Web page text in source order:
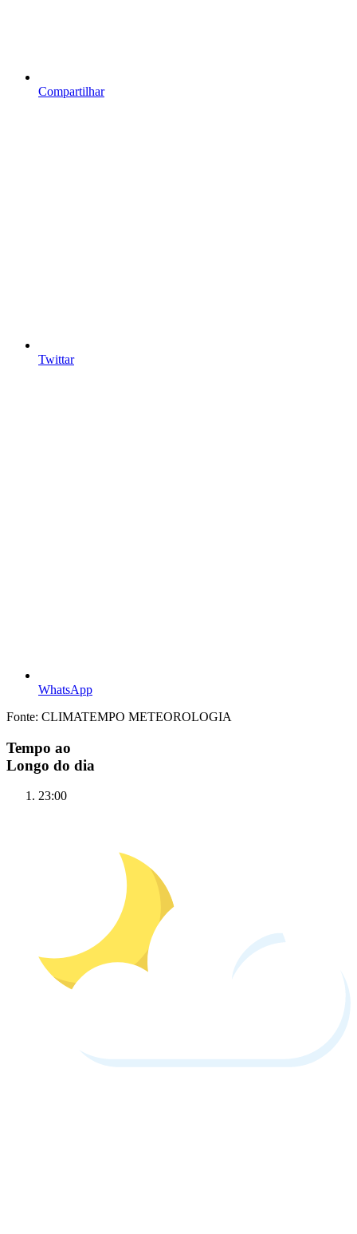
Compartilhar
Twittar
WhatsApp
Fonte: CLIMATEMPO METEOROLOGIA
Tempo ao
Longo do dia
23:00